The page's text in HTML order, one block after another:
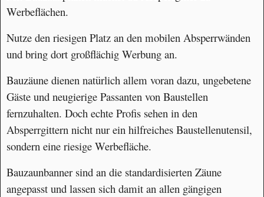
Werbeflächen.
Nutze den riesigen Platz an den mobilen Absperrwänden
und bring dort großflächig Werbung an.
Bauzäune dienen natürlich allem voran dazu, ungebetene
Gäste und neugierige Passanten von Baustellen
fernzuhalten. Doch echte Profis sehen in den
Absperrgittern nicht nur ein hilfreiches Baustellenutensil,
sondern eine riesige Werbefläche.
Bauzaunbanner sind an die standardisierten Zäune
angepasst und lassen sich damit an allen gängigen